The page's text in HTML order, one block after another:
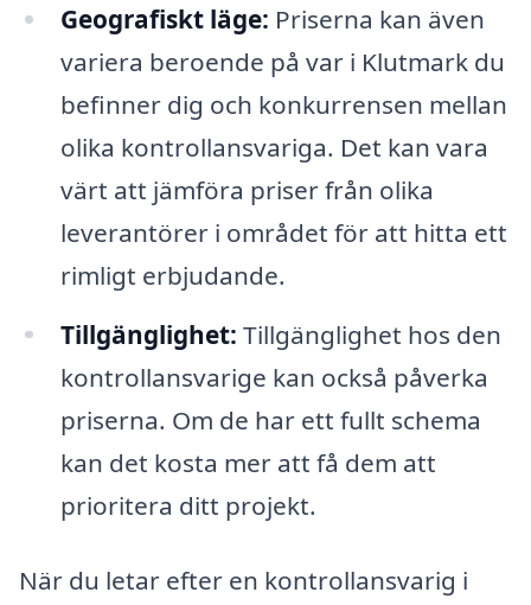
Geografiskt läge: Priserna kan även
variera beroende på var i Klutmark du
befinner dig och konkurrensen mellan
olika kontrollansvariga. Det kan vara
värt att jämföra priser från olika
leverantörer i området för att hitta ett
rimligt erbjudande.
Tillgänglighet: Tillgänglighet hos den
kontrollansvarige kan också påverka
priserna. Om de har ett fullt schema
kan det kosta mer att få dem att
prioritera ditt projekt.
När du letar efter en kontrollansvarig i